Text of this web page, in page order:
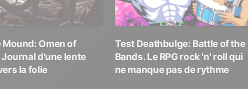
Mound: Omen of
d'une lente
la folie
Test Deathbulge: Battle of the
Bands. Le RPG rock 'n' roll qui
ne manque pas de rythme